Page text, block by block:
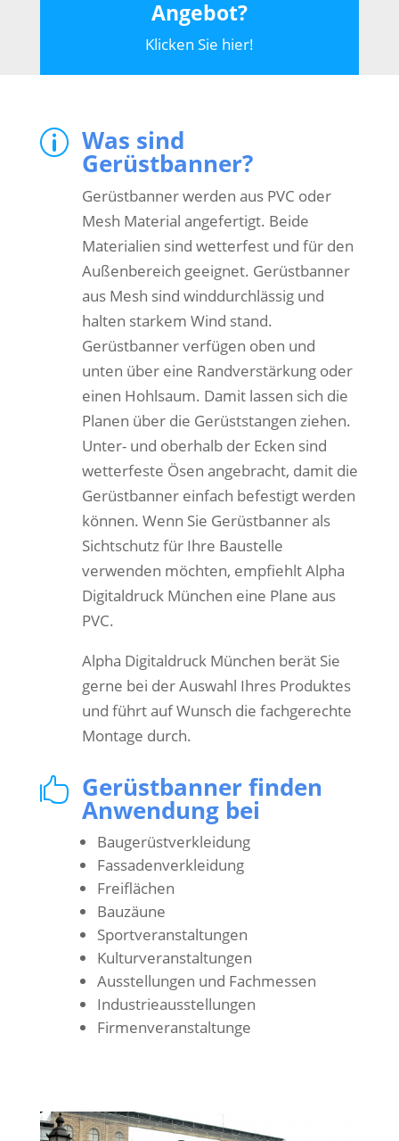
Angebot?
Klicken Sie hier!
p Was sind
Gerüstbanner?
Gerüstbanner werden aus PVC oder
Mesh Material angefertigt. Beide
Materialien sind wetterfest und für den
Außenbereich geeignet. Gerüstbanner
aus Mesh sind winddurchlässig und
halten starkem Wind stand.
Gerüstbanner verfügen oben und
unten über eine Randverstärkung oder
einen Hohlsaum. Damit lassen sich die
Planen über die Gerüststangen ziehen.
Unter- und oberhalb der Ecken sind
wetterfeste Ösen angebracht, damit die
Gerüstbanner einfach befestigt werden
können. Wenn Sie Gerüstbanner als
Sichtschutz für Ihre Baustelle
verwenden möchten, empfiehlt Alpha
Digitaldruck München eine Plane aus
PVC.
Alpha Digitaldruck München berät Sie
gerne bei der Auswahl Ihres Produktes
und führt auf Wunsch die fachgerechte
Montage durch.
 Gerüstbanner finden
Anwendung bei
Baugerüstverkleidung
Fassadenverkleidung
Freiflächen
Bauzäune
Sportveranstaltungen
Kulturveranstaltungen
Ausstellungen und Fachmessen
Industrieausstellungen
Firmenveranstaltunge